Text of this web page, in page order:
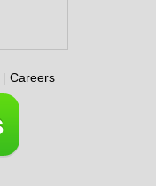
| Careers